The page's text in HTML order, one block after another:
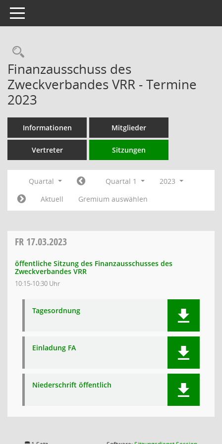
Toggle navigation
Rechercheauswahl
Finanzausschuss des
Zweckverbandes VRR - Termine
2023
Informationen Mitglieder
Vertreter Sitzungen
Quartal Quartal 1
2023
Aktuell
Gremium auswählen
FR 17.03.2023
öffentliche Sitzung des Finanzausschusses des
Zweckverbandes VRR
10:15-10:30 Uhr
Tagesordnung
Einladung FA
Niederschrift öffentlich